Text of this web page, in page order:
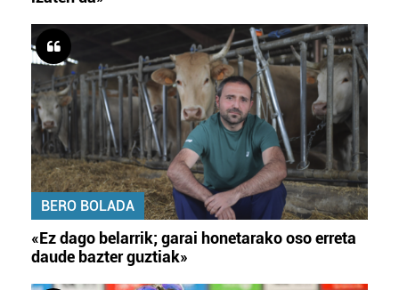
BERO BOLADA
«Ez dago belarrik; garai honetarako oso erreta
daude bazter guztiak»